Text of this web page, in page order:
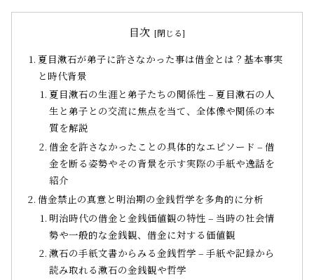
目次
夏目漱石が弟子に許さなかった事は借金とは？基本事実
と時代背景
夏目漱石の生涯と弟子たちの関係性 – 夏目漱石の人
生と弟子との交流に焦点を当て、全体像や関係の本
質を解説
借金を許さなかったことの具体的なエピソード – 借
金を断る姿勢やその背景を示す実際の手紙や逸話を
紹介
借金禁止の真意と明治期の金銭哲学を多角的に分析
明治時代の借金と金銭価値観の特性 – 当時の社会情
勢や一般的な金銭観、借金に対する価値観
漱石の手紙文書からみる金銭哲学 – 手紙や記録から
読み取れる漱石の金銭観や哲学